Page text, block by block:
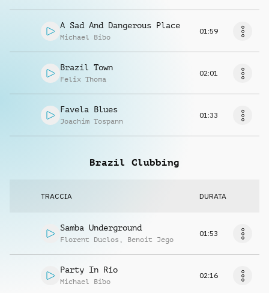
A Sad And Dangerous Place
Michael Bibo
01:59
Brazil Town
Felix Thoma
02:01
Favela Blues
Joachim Tospann
01:33
Brazil Clubbing
TRACCIA DURATA
Samba Underground
Florent Duclos , Benoit Jego
01:53
Party In Rio
Michael Bibo
02:16